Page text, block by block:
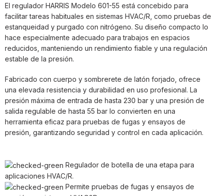
El regulador HARRIS Modelo 601-55 está concebido para
facilitar tareas habituales en sistemas HVAC/R, como pruebas de
estanqueidad y purgado con nitrógeno. Su diseño compacto lo
hace especialmente adecuado para trabajos en espacios
reducidos, manteniendo un rendimiento fiable y una regulación
estable de la presión.
Fabricado con cuerpo y sombrerete de latón forjado, ofrece
una elevada resistencia y durabilidad en uso profesional. La
presión máxima de entrada de hasta 230 bar y una presión de
salida regulable de hasta 55 bar lo convierten en una
herramienta eficaz para pruebas de fugas y ensayos de
presión, garantizando seguridad y control en cada aplicación.
Regulador de botella de una etapa para
aplicaciones HVAC/R.
Permite pruebas de fugas y ensayos de